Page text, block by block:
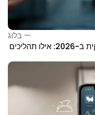
— בלוג
אוטומציה עסקית ב-2026: אילו תהליכים